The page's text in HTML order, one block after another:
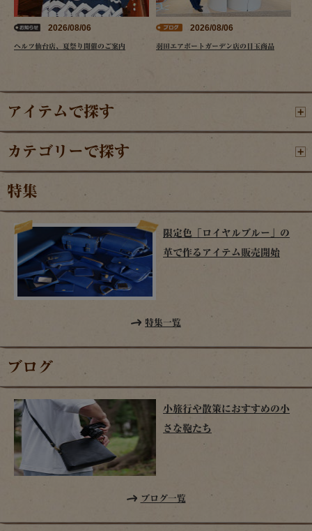
2026/08/06
ヘルツ仙台店、夏祭り開催のご案内
2026/08/06
羽田エアポートガーデン店の目玉商品
アイテムで探す
カテゴリーで探す
特集
限定色「ロイヤルブルー」の
革で作るアイテム販売開始
特集一覧
ブログ
小旅行や散策におすすめの小
さな鞄たち
ブログ一覧